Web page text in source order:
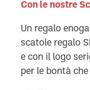
Con le nostre
Un regalo
scatole regalo
e con il logo
per le bontà